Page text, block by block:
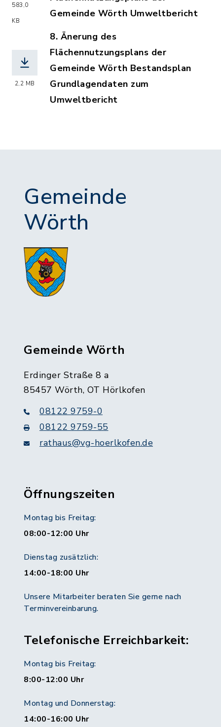
583,0
KB
Gemeinde Wörth Umweltbericht
(Dateiname:
2,2 MB
8. Änerung des
Flächennutzungsplans der
Gemeinde Wörth Bestandsplan
Grundlagendaten zum
Umweltbericht
Gemeinde
Wörth
Gemeinde Wörth
Erdinger Straße 8 a
85457 Wörth, OT Hörlkofen
08122 9759-0
08122 9759-55
rathaus@vg-hoerlkofen.de
Öffnungszeiten
Montag bis Freitag:
08:00-12:00 Uhr
Dienstag zusätzlich:
14:00-18:00 Uhr
Unsere Mitarbeiter beraten Sie gerne nach
Terminvereinbarung.
Telefonische Erreichbarkeit:
Montag bis Freitag:
8:00-12:00 Uhr
Montag und Donnerstag:
14:00-16:00 Uhr